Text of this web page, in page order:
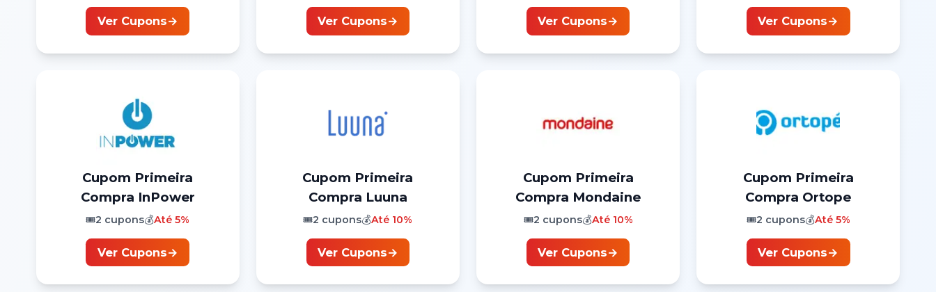
Ver Cupons→ Ver Cupons→ Ver Cupons→ Ver Cupons→
Cupom Primeira
Compra InPower
🎟️2 cupons💰Até5%
Ver Cupons→
Cupom Primeira
Compra Luuna
🎟️2 cupons💰Até 10%
Ver Cupons→
Cupom Primeira
Compra Mondaine
🎟️2 cupons💰Até 10%
Ver Cupons→
Cupom Primeira
Compra Ortope
🎟️2 cupons💰Até 5%
Ver Cupons→